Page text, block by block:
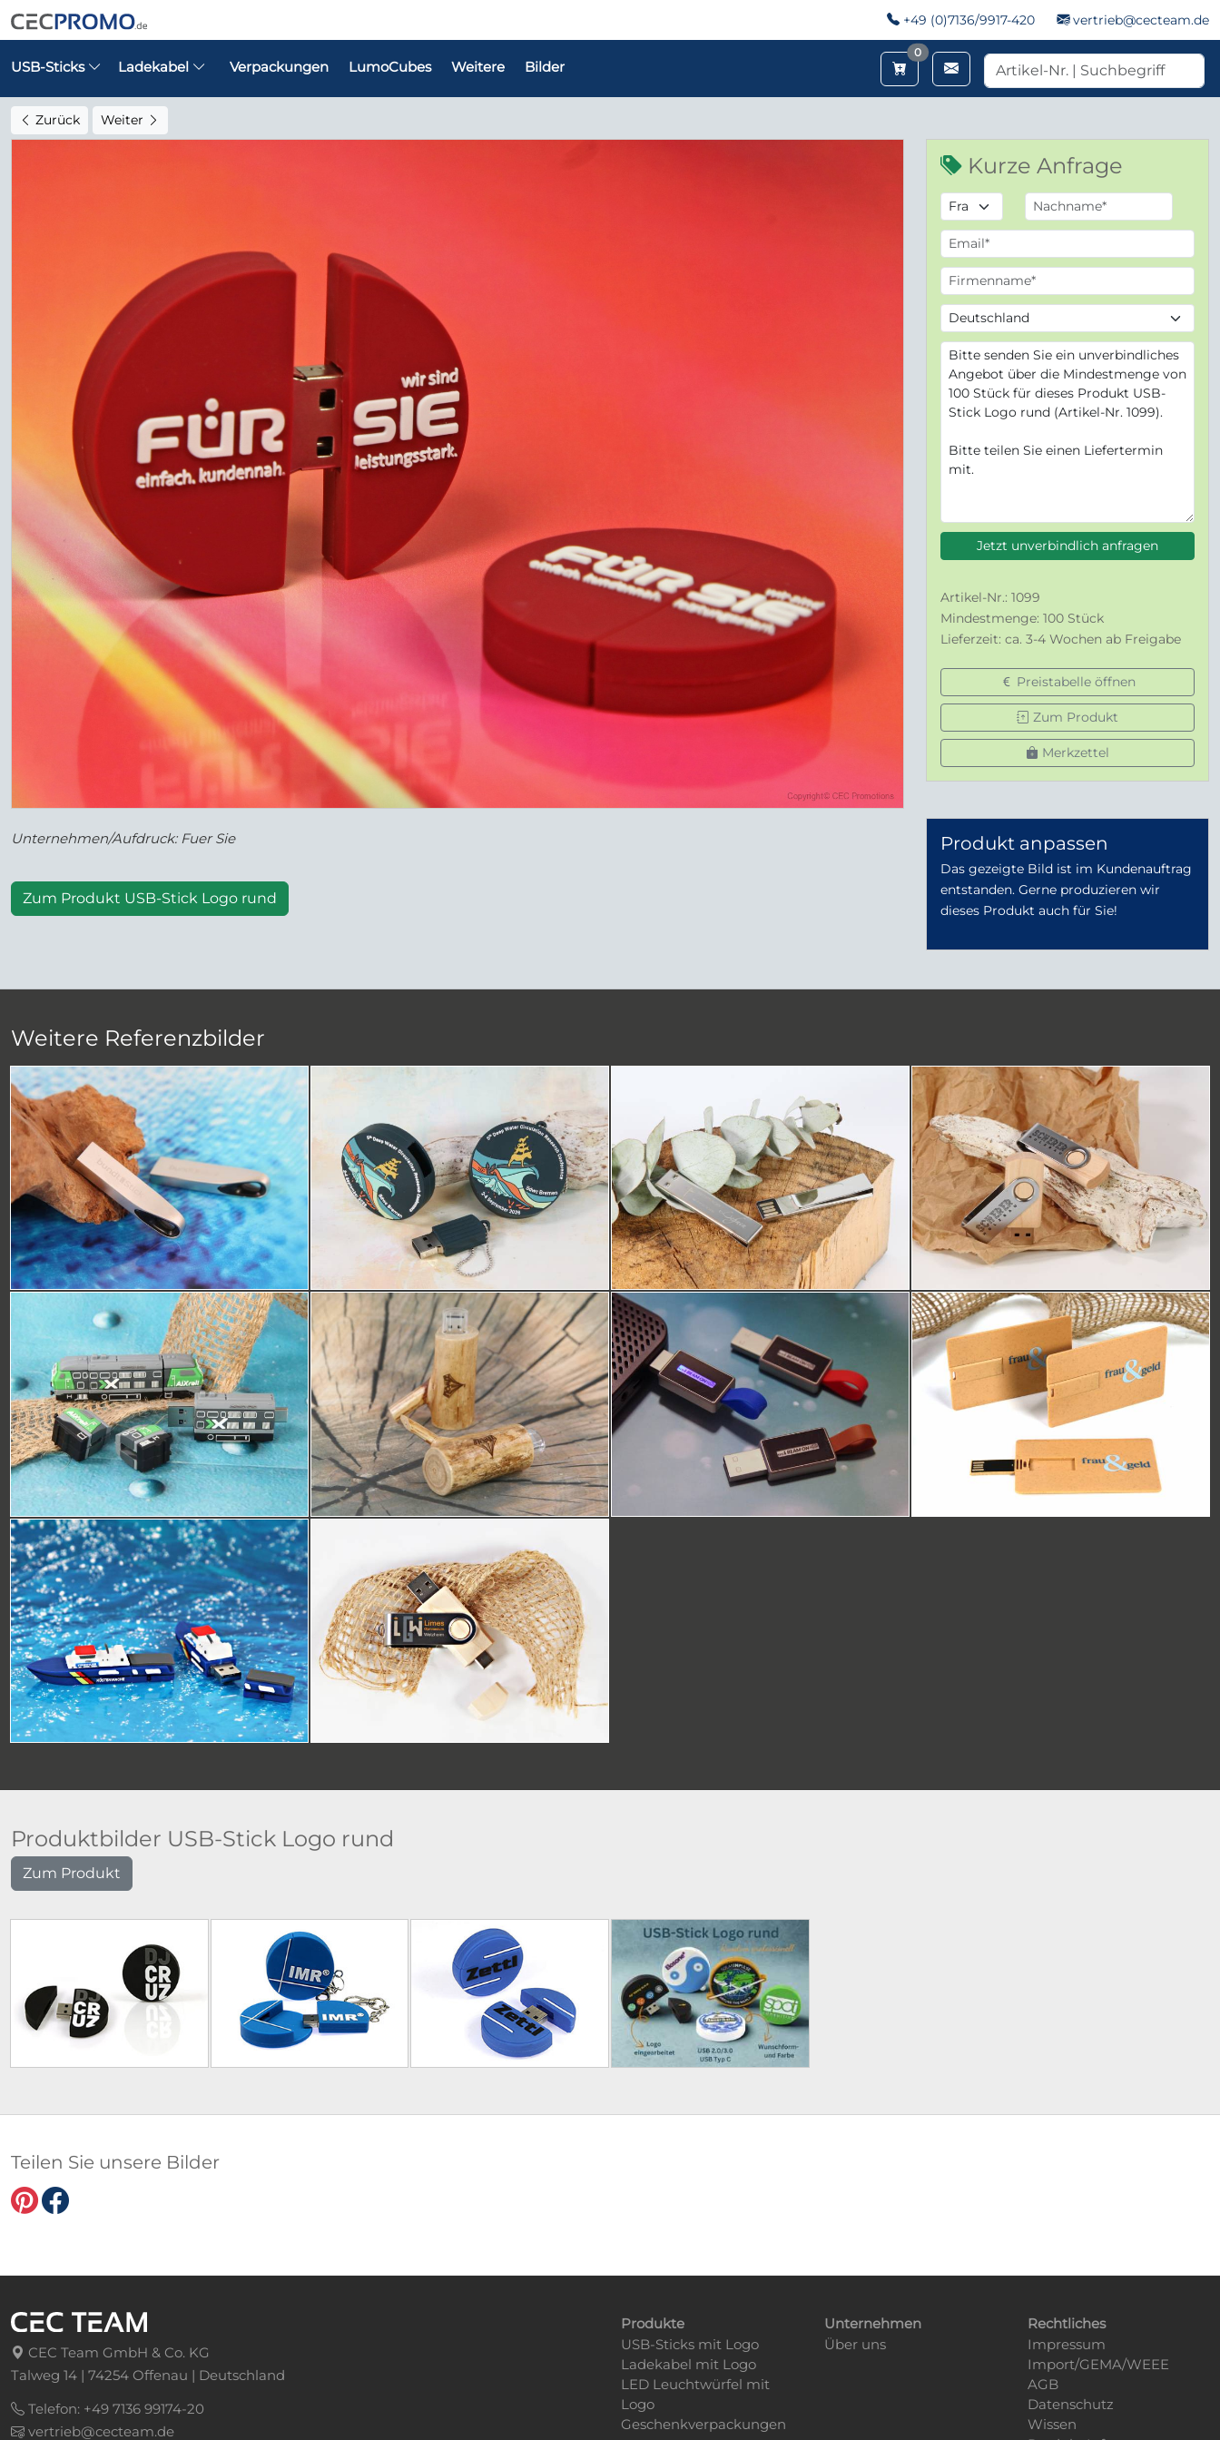
+49 (0)7136/9917-420 vertrieb@cecteam.de
USB-Sticks Ladekabel Verpackungen LumoCubes Weitere Bilder
0Merkzettel
Zurück Weiter
Unternehmen/Aufdruck: Fuer Sie
Zum Produkt USB-Stick Logo rund
Kurze Anfrage
Jetzt unverbindlich anfragen
Artikel-Nr.: 1099
Mindestmenge: 100 Stück
Lieferzeit: ca. 3-4 Wochen ab Freigabe
Preistabelle öffnen
Zum Produkt
Merkzettel
Produkt anpassen
Das gezeigte Bild ist im Kundenauftrag
entstanden. Gerne produzieren wir
dieses Produkt auch für Sie!
Weitere Referenzbilder
Produktbilder USB-Stick Logo rund
Zum Produkt
Teilen Sie unsere Bilder
CEC Team GmbH & Co. KG
Talweg 14 | 74254 Offenau | Deutschland
Telefon: +49 7136 99174-20
vertrieb@cecteam.de
Produkte
USB-Sticks mit Logo
Ladekabel mit Logo
LED Leuchtwürfel mit
Logo
Geschenkverpackungen
Unternehmen
Über uns
Rechtliches
Impressum
Import/GEMA/WEEE
AGB
Datenschutz
Wissen